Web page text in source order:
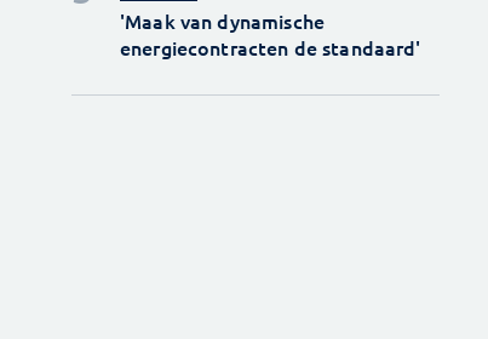
'Maak van dynamische
energiecontracten de standaard'